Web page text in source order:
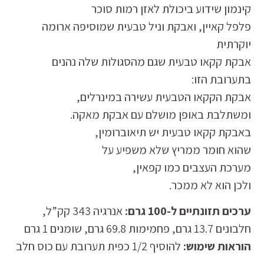
קינמון שידוע ביכולת לאזן רמות סוכר
פלפל קאיין, ואבקת וניל טבעית שמוסיפה ארומה
יוקרתית
אבקת קקאו טבעית שגם מהסגולות שלה נהנים
בתערובת הזו:
אבקת הקקאו הטבעית עשירה במינרלים,
ומשתלבת באופן מושלם עם אבקת מאקה.
באבקת קקאו טבעית יש תיאוברומין,
שהוא חומר ממריץ שלא משפיע על
מערכת העצבים כמו קפאין,
ולכן הוא לא ממכר.
ערכים תזונתיים ל-100 גרם:
אנרגיה 343 קק”ל,
חלבונים 13.7 גרם, פחמימות 69.8 גרם, שומנים 1 גרם
הוראות שימוש:
להוסיף 1/2 כפית תערובת עם כוס חלב